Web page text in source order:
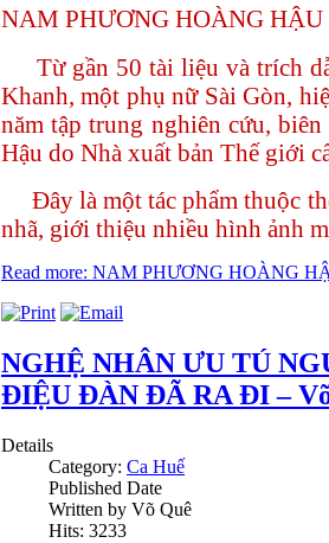
NAM PHƯƠNG HOÀNG
Từ gần 50 tài liệu và trích
Khanh, một phụ nữ Sài Gòn,
năm tập trung nghiên cứu,
Hậu do Nhà xuất bản Thế giới
Đây là một tác phẩm thuộc
nhã, giới thiệu nhiều hình ảnh
Read more: NAM PHƯƠNG HOÀNG
NGHỆ NHÂN ƯU TÚ
ĐIỆU ĐÀN ĐÃ RA ĐI –
Details
Category: Ca Huế
Published Date
Written by Võ Quê
Hits: 3233